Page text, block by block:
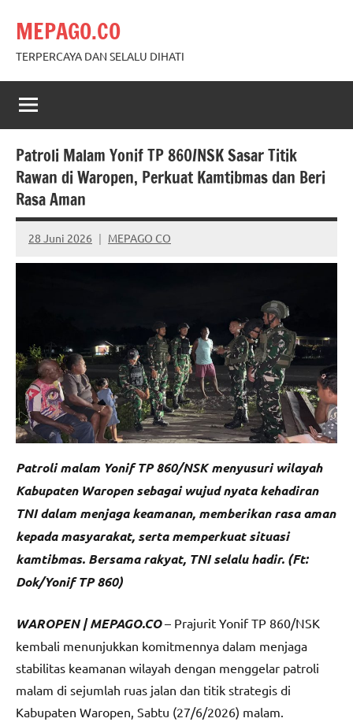
content
MEPAGO.CO
TERPERCAYA DAN SELALU DIHATI
Patroli Malam Yonif TP 860/NSK Sasar Titik
Rawan di Waropen, Perkuat Kamtibmas dan Beri
Rasa Aman
28 Juni 2026 MEPAGO CO
No
comments
Patroli malam Yonif TP 860/NSK menyusuri wilayah
Kabupaten Waropen sebagai wujud nyata kehadiran
TNI dalam menjaga keamanan, memberikan rasa aman
kepada masyarakat, serta memperkuat situasi
kamtibmas. Bersama rakyat, TNI selalu hadir. (Ft:
Dok/Yonif TP 860)
WAROPEN | MEPAGO.CO– Prajurit Yonif TP 860/NSK
kembali menunjukkan komitmennya dalam menjaga
stabilitas keamanan wilayah dengan menggelar patroli
malam di sejumlah ruas jalan dan titik strategis di
Kabupaten Waropen, Sabtu (27/6/2026) malam.